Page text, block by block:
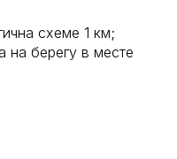
схеме 1 км;
на берегу в месте